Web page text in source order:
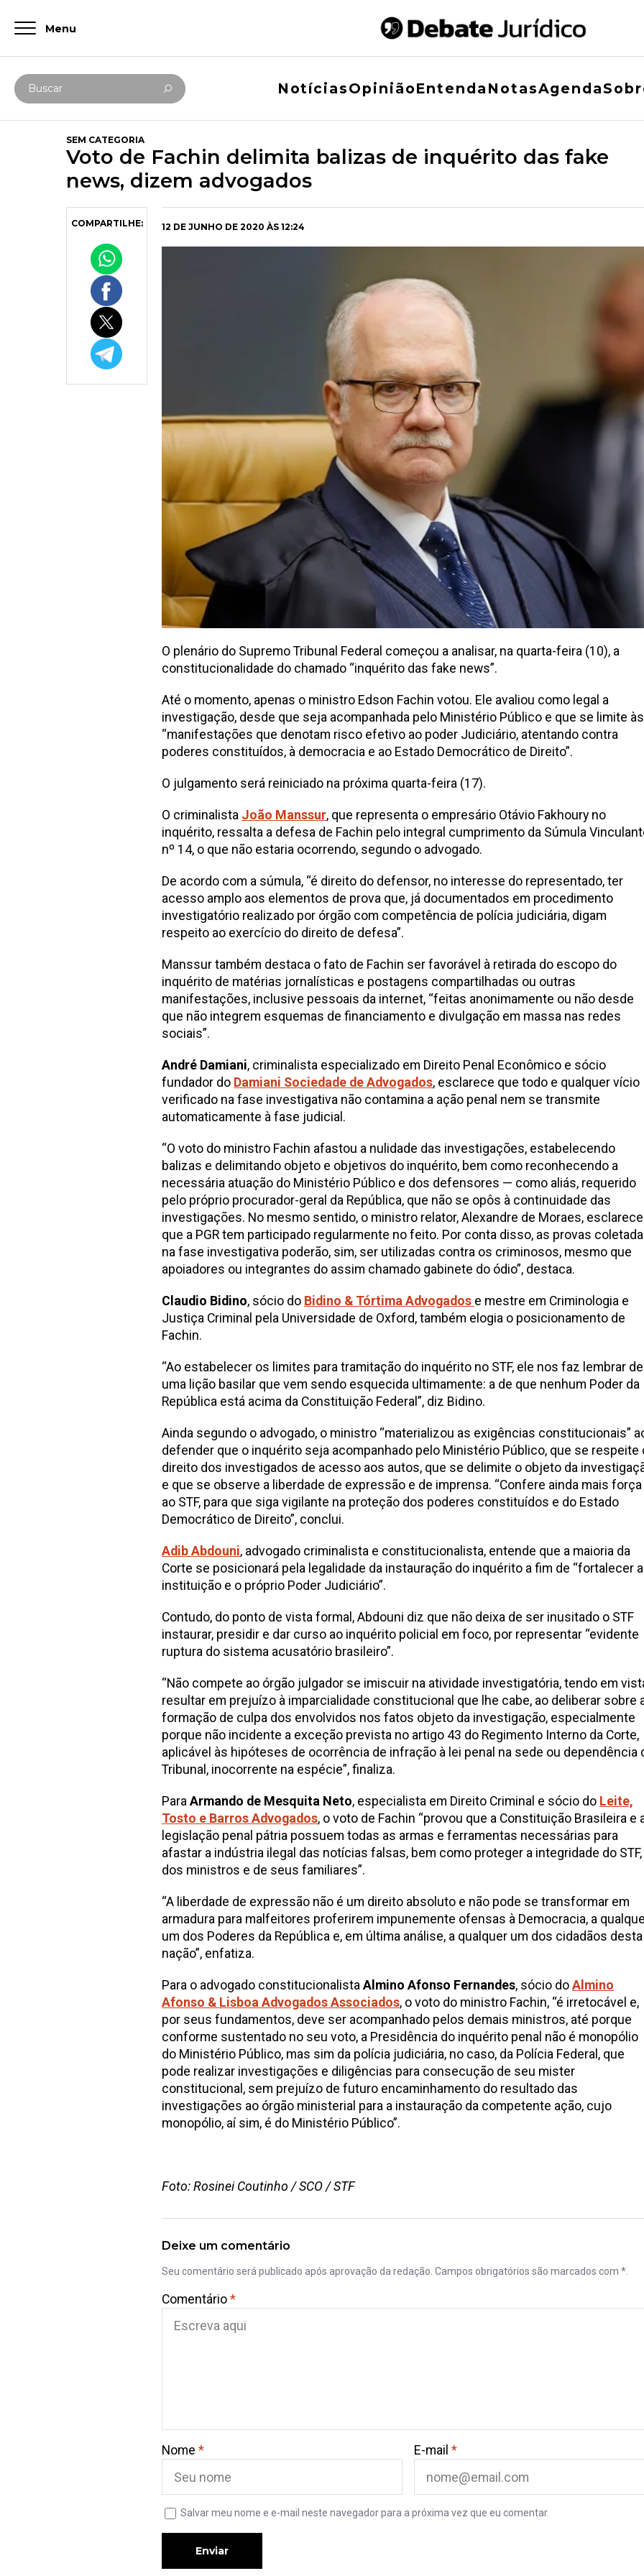
Menu
Digite abaixo sua busca
Buscar
NotíciasOpiniãoEntenda NotasAgenda
SEM CATEGORIA
Voto de Fachin delimita balizas de inquérito das fake
news, dizem advogados
COMPARTILHE: 12 DE JUNHO DE 2020 ÀS 12:24
O plenário do Supremo Tribunal Federal começou a analisar, na quarta-feira (10), a
constitucionalidade do chamado “inquérito das fake news”.
Até o momento, apenas o ministro Edson Fachin votou. Ele avaliou como legal a
investigação, desde que seja acompanhada pelo Ministério Público e que se limite às
“manifestações que denotam risco efetivo ao poder Judiciário, atentando contra
poderes constituídos, à democracia e ao Estado Democrático de Direito”.
O julgamento será reiniciado na próxima quarta-feira (17).
O criminalista João Manssur, que representa o empresário Otávio Fakhoury no
inquérito, ressalta a defesa de Fachin pelo integral cumprimento da Súmula
nº 14, o que não estaria ocorrendo, segundo o advogado.
De acordo com a súmula, “é direito do defensor, no interesse do representado, ter
acesso amplo aos elementos de prova que, já documentados em procedimento
investigatório realizado por órgão com competência de polícia judiciária, digam
respeito ao exercício do direito de defesa”.
Manssur também destaca o fato de Fachin ser favorável à retirada do escopo do
inquérito de matérias jornalísticas e postagens compartilhadas ou outras
manifestações, inclusive pessoais da internet, “feitas anonimamente ou não desde
que não integrem esquemas de financiamento e divulgação em massa nas redes
sociais”.
André Damiani, criminalista especializado em Direito Penal Econômico e sócio
fundador do Damiani Sociedade de Advogados, esclarece que todo e qualquer vício
verificado na fase investigativa não contamina a ação penal nem se transmite
automaticamente à fase judicial.
“O voto do ministro Fachin afastou a nulidade das investigações, estabelecendo
balizas e delimitando objeto e objetivos do inquérito, bem como reconhecendo a
necessária atuação do Ministério Público e dos defensores — como aliás, requerido
pelo próprio procurador-geral da República, que não se opôs à continuidade das
investigações. No mesmo sentido, o ministro relator, Alexandre de Moraes,
que a PGR tem participado regularmente no feito. Por conta disso, as provas
na fase investigativa poderão, sim, ser utilizadas contra os criminosos, mesmo que
apoiadores ou integrantes do assim chamado gabinete do ódio”, destaca.
Claudio Bidino, sócio do Bidino & Tórtima Advogados e mestre em Criminologia e
Justiça Criminal pela Universidade de Oxford, também elogia o posicionamento de
Fachin.
“Ao estabelecer os limites para tramitação do inquérito no STF, ele nos faz lembrar de
uma lição basilar que vem sendo esquecida ultimamente: a de que nenhum Poder da
República está acima da Constituição Federal”, diz Bidino.
Ainda segundo o advogado, o ministro “materializou as exigências constitucionais”
defender que o inquérito seja acompanhado pelo Ministério Público, que se respeite
direito dos investigados de acesso aos autos, que se delimite o objeto da
e que se observe a liberdade de expressão e de imprensa. “Confere ainda mais força
ao STF, para que siga vigilante na proteção dos poderes constituídos e do Estado
Democrático de Direito”, conclui.
Adib Abdouni, advogado criminalista e constitucionalista, entende que a maioria da
Corte se posicionará pela legalidade da instauração do inquérito a fim de “fortalecer a
instituição e o próprio Poder Judiciário”.
Contudo, do ponto de vista formal, Abdouni diz que não deixa de ser inusitado o STF
instaurar, presidir e dar curso ao inquérito policial em foco, por representar “evidente
ruptura do sistema acusatório brasileiro”.
“Não compete ao órgão julgador se imiscuir na atividade investigatória, tendo em
resultar em prejuízo à imparcialidade constitucional que lhe cabe, ao deliberar sobre
formação de culpa dos envolvidos nos fatos objeto da investigação, especialmente
porque não incidente a exceção prevista no artigo 43 do Regimento Interno da Corte,
aplicável às hipóteses de ocorrência de infração à lei penal na sede ou dependência
Tribunal, inocorrente na espécie”, finaliza.
ParaArmando de Mesquita Neto, especialista em Direito Criminal e sócio do Leite,
Tosto e Barros Advogados, o voto de Fachin “provou que a Constituição Brasileira e
legislação penal pátria possuem todas as armas e ferramentas necessárias para
afastar a indústria ilegal das notícias falsas, bem como proteger a integridade do STF,
dos ministros e de seus familiares”.
“A liberdade de expressão não é um direito absoluto e não pode se transformar em
armadura para malfeitores proferirem impunemente ofensas à Democracia, a
um dos Poderes da República e, em última análise, a qualquer um dos cidadãos desta
nação”, enfatiza.
Para o advogado constitucionalistaAlmino Afonso Fernandes, sócio doAlmino
Afonso & Lisboa Advogados Associados, o voto do ministro Fachin, “é irretocável e,
por seus fundamentos, deve ser acompanhado pelos demais ministros, até porque
conforme sustentado no seu voto, a Presidência do inquérito penal não é monopólio
do Ministério Público, mas sim da polícia judiciária, no caso, da Polícia Federal, que
pode realizar investigações e diligências para consecução de seu mister
constitucional, sem prejuízo de futuro encaminhamento do resultado das
investigações ao órgão ministerial para a instauração da competente ação, cujo
monopólio, aí sim, é do Ministério Público”.
Foto: Rosinei Coutinho / SCO / STF
Deixe um comentário
Seu comentário será publicado após aprovação da redação. Campos obrigatórios são marcados com *.
Comentário*
Nome * E-mail*
Salvar meu nome e e-mail neste navegador para a próxima vez que eu comentar.
Enviar